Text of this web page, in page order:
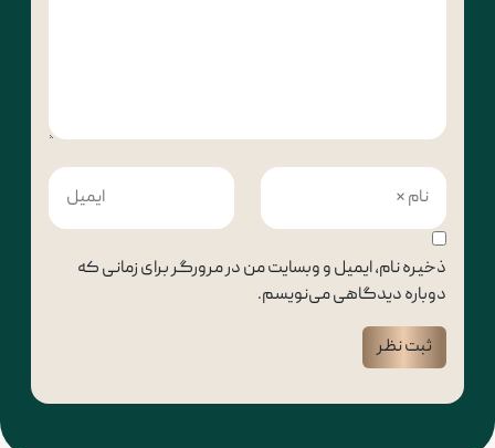
ذخیره نام، ایمیل و وبسایت من در مرورگر برای زمانی که
دوباره دیدگاهی می‌نویسم.